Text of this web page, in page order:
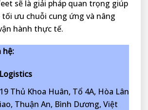
sẽ là giải pháp quan trọng giúp
ưu chuỗi cung ứng và nâng
hành thực tế.
hệ:
Thủ Khoa Huân, Tổ 4A, Hòa Lân
Thuận An, Bình Dương, Việt